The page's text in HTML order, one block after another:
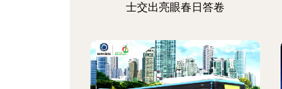
士交出亮眼春日答卷